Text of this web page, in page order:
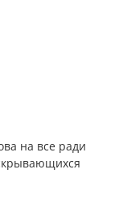
на все ради